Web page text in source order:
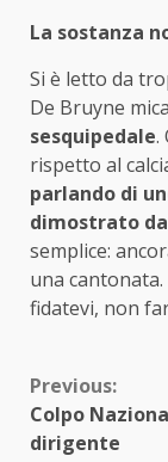
La sostanza
Si è letto da
De Bruyne
sesquipedale.
rispetto al
parlando di
dimostrato
semplice:
una
fidatevi, non
Continue
Reading
Previous:
Colpo
dirigente